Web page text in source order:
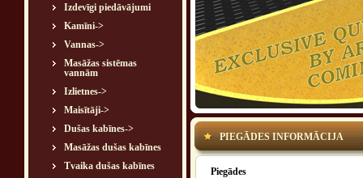
Izdevīgi piedāvājumi
Kamīni->
Vannas->
Masāžas sistēmas
vannām
Izlietnes->
Maisītāji->
Dušas kabīnes->
Masāžas dušas kabīnes
Tvaika dušas kabīnes
PIEGĀDES INFORMĀCIJA
Piegādes